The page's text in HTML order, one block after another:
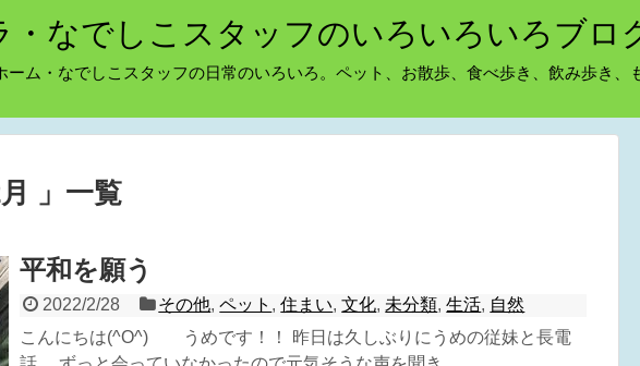
・なでしこスタッフのいろいろいろブロ
ーム・なでしこスタッフの日常のいろいろ。ペット、お散歩、食べ歩き、飲み歩き、
月 」一覧
平和を願う
2022/2/28 その他,ペット ,住まい,文化, 未分類,生活, 自然
こんにちは(^O^) うめです！！ 昨日は久しぶりにうめの従妹と長電